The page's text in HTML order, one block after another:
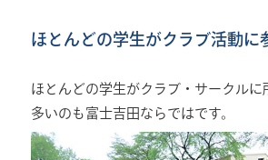
ほとんどの学生がクラブ活動に
ほとんどの学生がクラブ・サークルに
多いのも富士吉田ならではです。